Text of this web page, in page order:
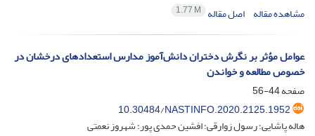
مشاهده مقاله اصل مقاله 1.77 M
عوامل مؤثر بر نگرش دختران دانش‌آموز مدارس استعدادهای درخشان در
خصوص مطالعه و خواندن
صفحه44-56
10.30484/NASTINFO.2020.2125.1952
هاله پاشایی؛ رسول زوارقی؛ افشین حمدی پور؛ شهروز نعمتی